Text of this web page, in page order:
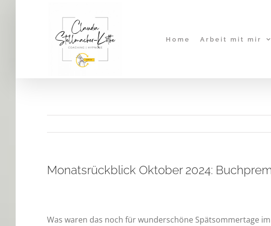
Home Arbeit mit mir
Monatsrückblick Oktober 2024:
Was waren das noch für wunderschöne Spätsommertage